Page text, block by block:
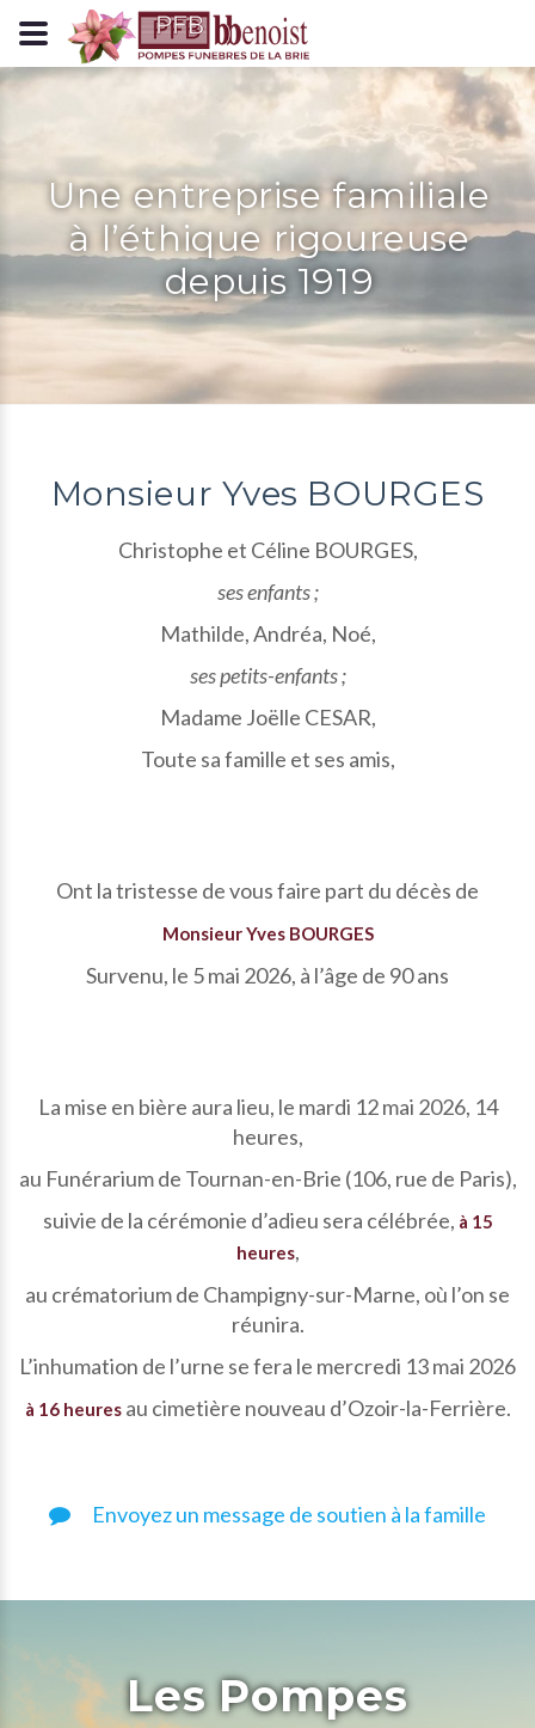
Panneau de gestion des cookies
Une entreprise familiale
à l’éthique rigoureuse
depuis 1919
Monsieur Yves BOURGES
Christophe et Céline BOURGES,
ses enfants ;
Mathilde, Andréa, Noé,
ses petits-enfants ;
Madame Joëlle CESAR,
Toute sa famille et ses amis,
Ont la tristesse de vous faire part du décès de
Monsieur Yves BOURGES
Survenu, le 5 mai 2026, à l’âge de 90 ans
La mise en bière aura lieu, le mardi 12 mai 2026, 14
heures,
au Funérarium de Tournan-en-Brie (106, rue de Paris),
suivie de la cérémonie d’adieu sera célébrée, à 15
heures,
au crématorium de Champigny-sur-Marne, où l’on se
réunira.
L’inhumation de l’urne se fera le mercredi 13 mai 2026
à 16 heuresau cimetière nouveau d’Ozoir-la-Ferrière.
Envoyez un message de soutien à la famille
Les Pompes